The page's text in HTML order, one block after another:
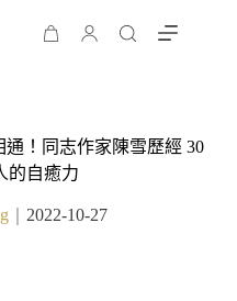
！同志作家陳雪歷經 30
的自癒力
2022-10-27